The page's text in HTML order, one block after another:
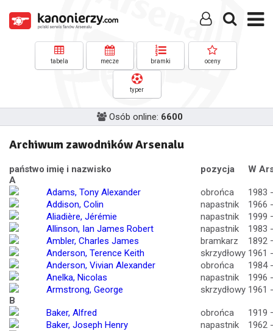
tabela mecze bramki oceny
typer
Osób online: 6600
Archiwum zawodników Arsenalu
państwo imię i nazwisko pozycja
W
A
Adams, Tony Alexander
obrońca
1983
Addison, Colin
napastnik
1966
Aliadière, Jérémie
napastnik
1999
Allinson, Ian James Robert
napastnik
1983
Ambler, Charles James
bramkarz
1892
Anderson, Terence Keith
skrzydłowy 1961
Anderson, Vivian Alexander
obrońca
1984
Anelka, Nicolas
napastnik
1996
Armstrong, George
skrzydłowy 1961
B
Baker, Alfred
obrońca
1919
Baker, Joseph Henry
napastnik
1962